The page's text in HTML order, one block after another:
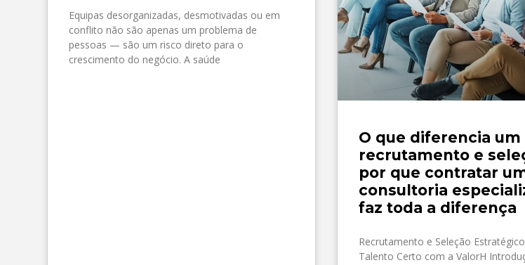
Equipas desorganizadas, desmotivadas ou em
conflito não são apenas um problema de
pessoas — são um risco direto para o
crescimento do negócio. A saúde
O que diferencia um
recrutamento e
por que contratar
consultoria
faz toda a diferença
Recrutamento e Seleção
Talento Certo com a ValorH